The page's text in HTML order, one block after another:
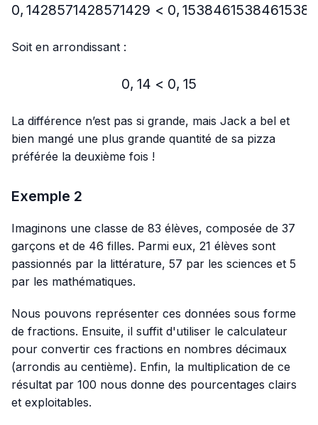
0,1428571428571429 <
0, 1428571428571429 < 0, 1538461538461538
Soit en arrondissant :
0,14 < 0,15
0, 14 < 0, 15
La différence n’est pas si grande, mais Jack a bel et
bien mangé une plus grande quantité de sa pizza
préférée la deuxième fois !
Exemple 2
Imaginons une classe de 83 élèves, composée de 37
garçons et de 46 filles. Parmi eux, 21 élèves sont
passionnés par la littérature, 57 par les sciences et 5
par les mathématiques.
Nous pouvons représenter ces données sous forme
de fractions. Ensuite, il suffit d'utiliser le calculateur
pour convertir ces fractions en nombres décimaux
(arrondis au centième). Enfin, la multiplication de ce
résultat par 100 nous donne des pourcentages clairs
et exploitables.